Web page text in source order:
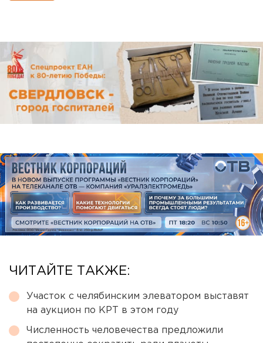
ЧИТАЙТЕ ТАКЖЕ:
Участок с челябинским элеватором выставят
на аукцион по КРТ в этом году
Численность человечества предложили